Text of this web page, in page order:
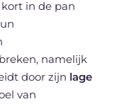
in de pan
namelijk
door zijn lage
van